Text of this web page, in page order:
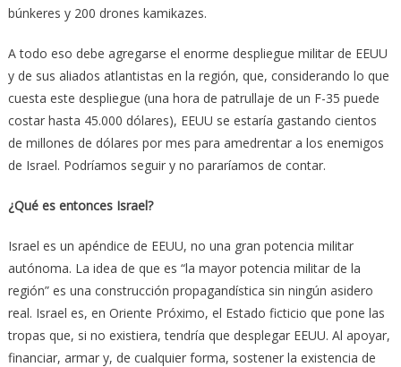
búnkeres y 200 drones kamikazes.
A todo eso debe agregarse el enorme despliegue militar de EEUU
y de sus aliados atlantistas en la región, que, considerando lo que
cuesta este despliegue (una hora de patrullaje de un F-35 puede
costar hasta 45.000 dólares), EEUU se estaría gastando cientos
de millones de dólares por mes para amedrentar a los enemigos
de Israel. Podríamos seguir y no pararíamos de contar.
¿Qué es entonces Israel?
Israel es un apéndice de EEUU, no una gran potencia militar
autónoma. La idea de que es “la mayor potencia militar de la
región” es una construcción propagandística sin ningún asidero
real. Israel es, en Oriente Próximo, el Estado ficticio que pone las
tropas que, si no existiera, tendría que desplegar EEUU. Al apoyar,
financiar, armar y, de cualquier forma, sostener la existencia de